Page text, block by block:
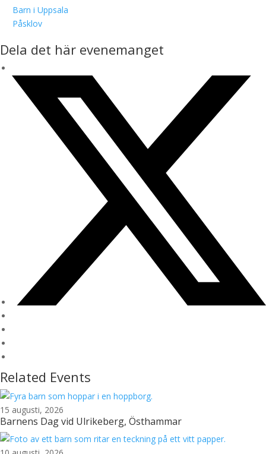
Barn i Uppsala
Påsklov
Dela det här evenemanget
Related Events
15 augusti, 2026
Barnens Dag vid Ulrikeberg, Östhammar